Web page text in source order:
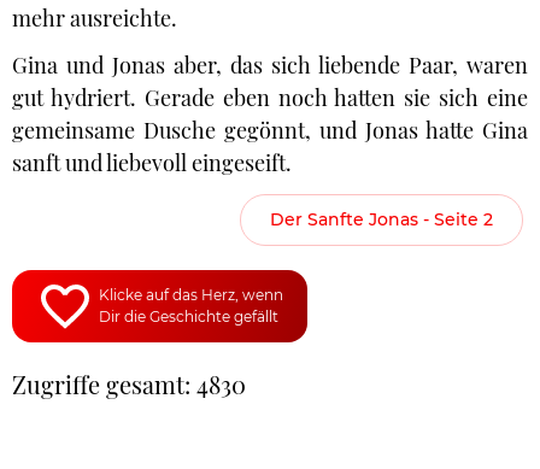
mehr ausreichte.
Gina und Jonas aber, das sich liebende Paar, waren
gut hydriert. Gerade eben noch hatten sie sich eine
gemeinsame Dusche gegönnt, und Jonas hatte Gina
sanft und liebevoll eingeseift.
Der Sanfte Jonas - Seite 2
Klicke auf das Herz, wenn
Dir die Geschichte gefällt
Zugriffe gesamt: 4830